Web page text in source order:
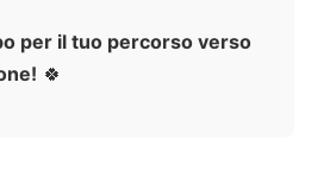
per il tuo percorso verso
🍀